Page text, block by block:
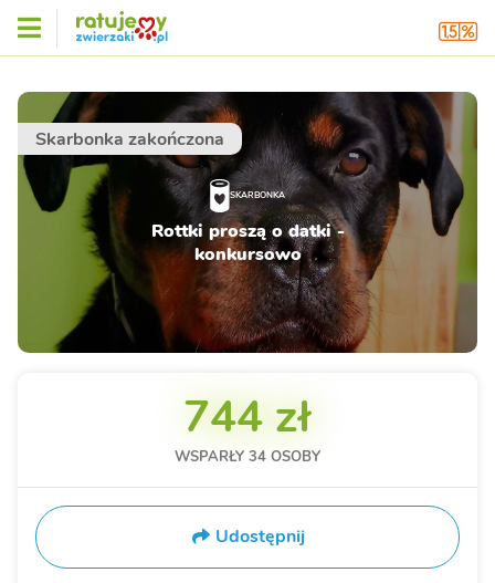
Skarbonka zakończona
SKARBONKA
Rottki proszą o datki -
konkursowo
744 zł
WSPARŁY 34 OSOBY
Udostępnij